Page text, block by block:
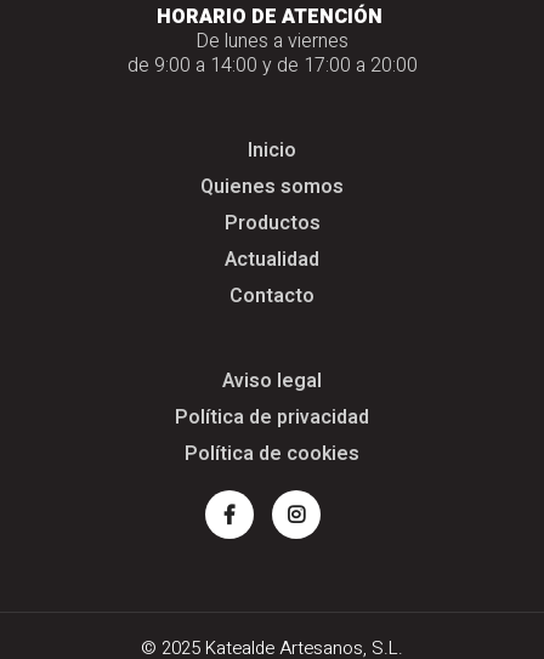
HORARIO DE ATENCIÓN
De lunes a viernes
de 9:00 a 14:00 y de 17:00 a 20:00
Inicio
Quienes somos
Productos
Actualidad
Contacto
Aviso legal
Política de privacidad
Política de cookies
FacebookInstagram
© 2025 Katealde Artesanos, S.L.